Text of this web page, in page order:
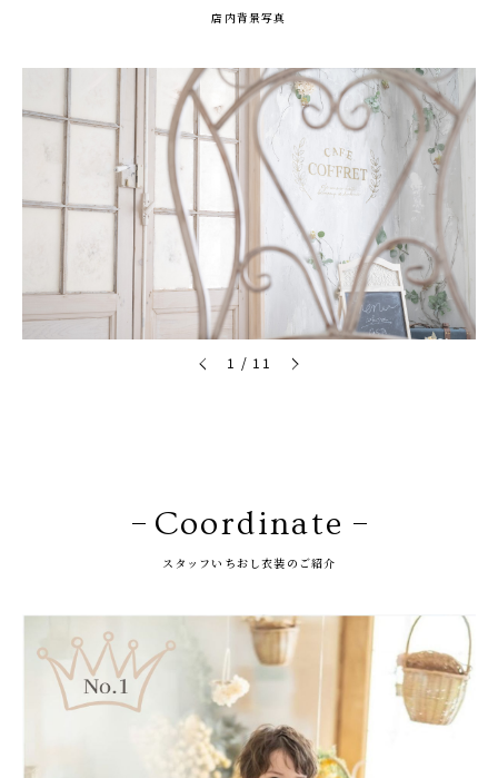
店内背景写真
1 / 11
Coordinate
スタッフいちおし衣装のご紹介